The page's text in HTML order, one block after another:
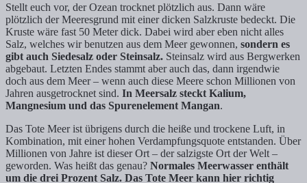
Stellt euch vor, der Ozean trocknet plötzlich aus. Dann wäre
plötzlich der Meeresgrund mit einer dicken Salzkruste bedeckt. Die
Kruste wäre fast 50 Meter dick. Dabei wird aber eben nicht alles
Salz, welches wir benutzen aus dem Meer gewonnen, sondern es
gibt auch Siedesalz oder Steinsalz. Steinsalz wird aus Bergwerken
abgebaut. Letzten Endes stammt aber auch das, dann irgendwie
doch aus dem Meer – wenn auch diese Meere schon Millionen von
Jahren ausgetrocknet sind. In Meersalz steckt Kalium,
Mangnesium und das Spurenelement Mangan.
Das Tote Meer ist übrigens durch die heiße und trockene Luft, in
Kombination, mit einer hohen Verdampfungsquote entstanden. Über
Millionen von Jahre ist dieser Ort – der salzigste Ort der Welt –
geworden. Was heißt das genau? Normales Meerwasser enthält
um die drei Prozent Salz. Das Tote Meer kann hier richtig